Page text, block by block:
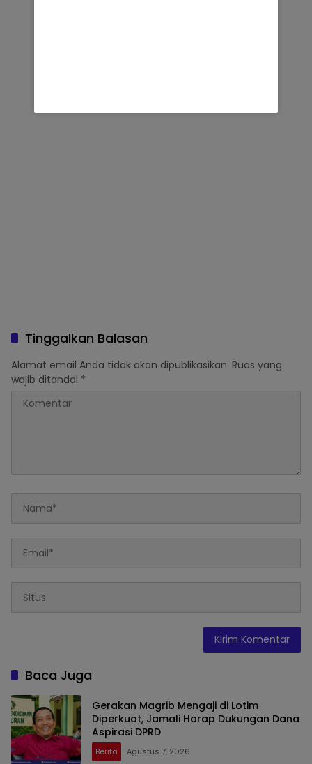
Tinggalkan Balasan
Alamat email Anda tidak akan dipublikasikan. Ruas yang
wajib ditandai *
Baca Juga
Gerakan Magrib Mengaji di Lotim
Diperkuat, Jamali Harap Dukungan Dana
Aspirasi DPRD
Berita Agustus 7, 2026